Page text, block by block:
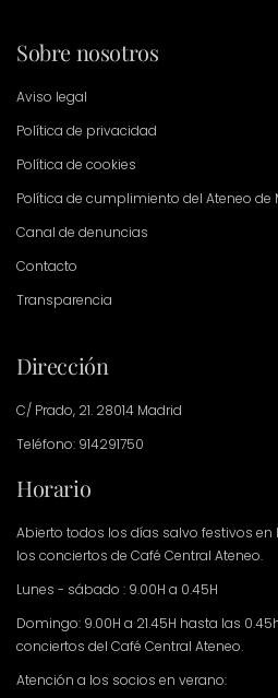
Sobre nosotros
Aviso legal
Política de privacidad
Política de cookies
Política de cumplimiento del Ateneo de
Canal de denuncias
Contacto
Transparencia
Dirección
C/ Prado, 21. 28014 Madrid
Teléfono: 914291750
Horario
Abierto todos los días salvo festivos
los conciertos de Café Central Ateneo.
Lunes - sábado : 9.00H a 0.45H
Domingo: 9.00H a 21.45H hasta las
conciertos del Café Central Ateneo.
Atención a los socios en verano: